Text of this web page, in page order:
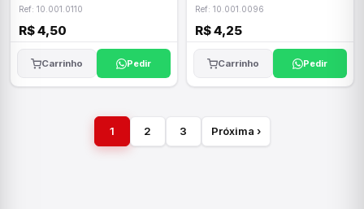
Ref: 10.001.0110
R$ 4,50
Carrinho Pedir
Ref: 10.001.0096
R$ 4,25
Carrinho Pedir
1 2 3 Próxima ›